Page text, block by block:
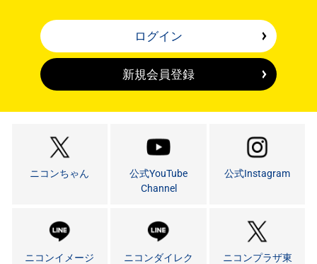
ログイン
新規会員登録
ニコンちゃん
公式YouTube
Channel
公式Instagram
ニコンイメージ
ニコンダイレク
ニコンプラザ東